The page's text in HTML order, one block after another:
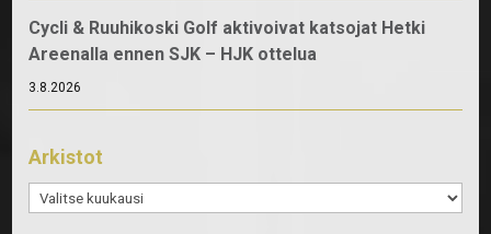
Cycli & Ruuhikoski Golf aktivoivat katsojat Hetki
Areenalla ennen SJK – HJK ottelua
3.8.2026
Arkistot
Arkistot